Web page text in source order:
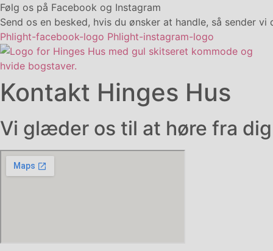
Følg os på Facebook og Instagram
Send os en besked, hvis du ønsker at handle, så sender
Phlight-facebook-logo Phlight-instagram-logo
Kontakt Hinges Hus
Vi glæder os til at høre fra dig